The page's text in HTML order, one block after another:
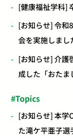
[健康福祉学科]
[お知らせ] 令和
会を実施しま
[お知らせ] 介護
成した「おた
Topics
[お知らせ] 本学
た滝ケ平亜子